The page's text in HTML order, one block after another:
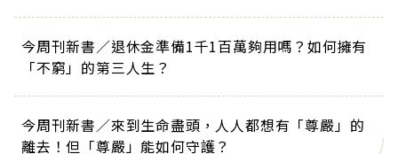
今周刊新書／退休金準備1千1百萬夠用嗎？如何擁有
「不窮」的第三人生？
今周刊新書／來到生命盡頭，人人都想有「尊嚴」的
離去！但「尊嚴」能如何守護？